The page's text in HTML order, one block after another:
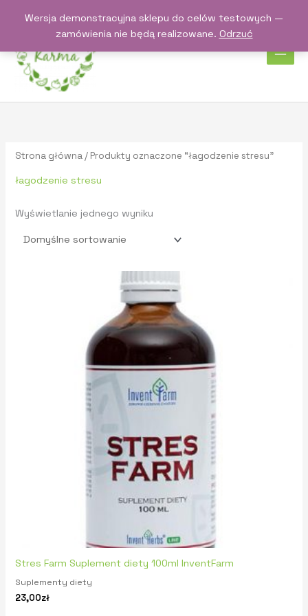
Wersja demonstracyjna sklepu do celów testowych —
zamówienia nie będą realizowane. Odrzuć
Strona główna / Produkty oznaczone “łagodzenie stresu”
łagodzenie stresu
Wyświetlanie jednego wyniku
Stres Farm Suplement diety 100ml InventFarm
Suplementy diety
23,00zł